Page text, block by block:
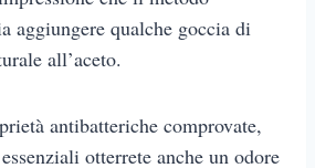
aggiungere qualche goccia di
all’aceto.
antibatteriche comprovate,
otterrete anche un odore